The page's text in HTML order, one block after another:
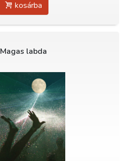
kosárba
Magas labda